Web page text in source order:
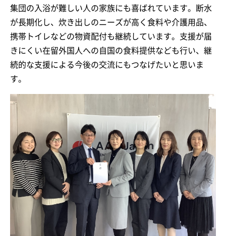
集団の入浴が難しい人の家族にも喜ばれています。断水
が長期化し、炊き出しのニーズが高く食料や介護用品、
携帯トイレなどの物資配付も継続しています。支援が届
きにくい在留外国人への自国の食料提供なども行い、継
続的な支援による今後の交流にもつなげたいと思いま
す。